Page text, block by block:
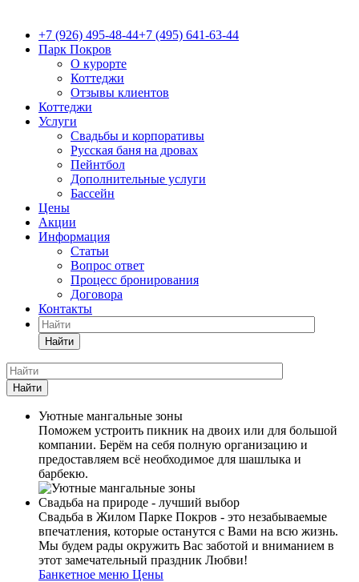
+7 (926) 495-48-44+7 (495) 641-63-44
Парк Покров
О курорте
Коттеджи
Отзывы клиентов
Коттеджи
Услуги
Свадьбы и корпоративы
Русская баня на дровах
Пейнтбол
Дополнительные услуги
Бассейн
Цены
Акции
Информация
Статьи
Вопрос ответ
Процесс бронирования
Договора
Контакты
Найти
Найти
Уютные мангальные зоны
Поможем устроить пикник на двоих или для большой
компании. Берём на себя полную организацию и
предоставляем всё необходимое для шашлыка и
барбекю.
Свадьба на природе - лучший выбор
Свадьба в Жилом Парке Покров - это незабываемые
впечатления, которые останутся с Вами на всю жизнь.
Мы будем рады окружить Вас заботой и вниманием в
этот замечательный праздник Любви!
Банкетное меню Цены